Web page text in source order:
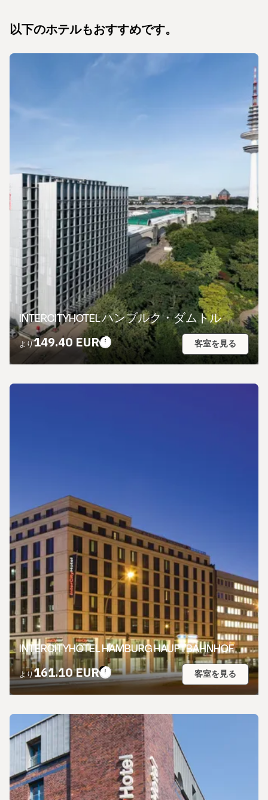
以下のホテルもおすすめです。
INTERCITYHOTEL ハンブルク・ダムトル
より149.40 EUR 客室を見る
INTERCITYHOTEL HAMBURG HAUPTBAHNHOF
より161.10 EUR 客室を見る